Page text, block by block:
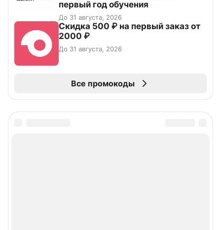
первый год обучения
До 31 августа, 2026
Скидка 500 ₽ на первый заказ от
2000 ₽
До 31 августа, 2026
Все промокоды